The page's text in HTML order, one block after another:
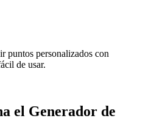
puntos personalizados con
de usar.
el Generador de